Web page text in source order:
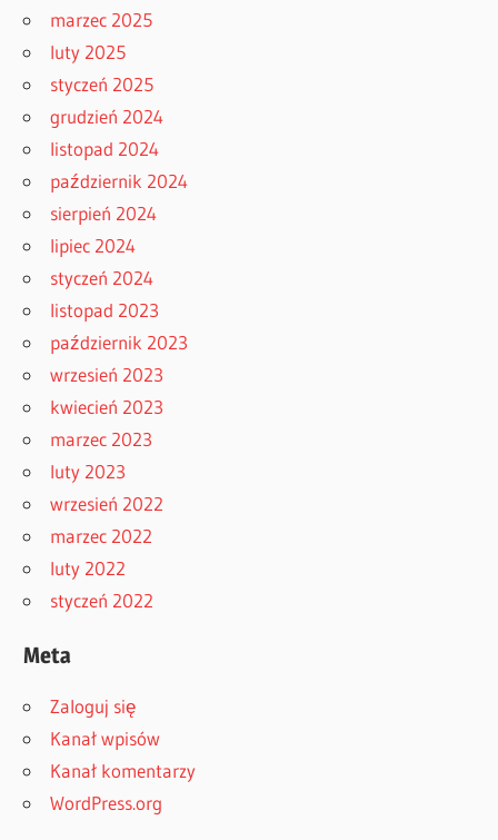
marzec 2025
luty 2025
styczeń 2025
grudzień 2024
listopad 2024
październik 2024
sierpień 2024
lipiec 2024
styczeń 2024
listopad 2023
październik 2023
wrzesień 2023
kwiecień 2023
marzec 2023
luty 2023
wrzesień 2022
marzec 2022
luty 2022
styczeń 2022
Meta
Zaloguj się
Kanał wpisów
Kanał komentarzy
WordPress.org